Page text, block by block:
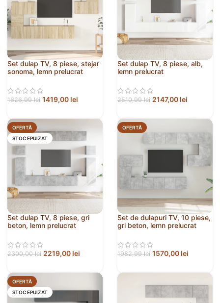
Set dulap TV, 8 piese, stejar
sonoma, lemn prelucrat
1626,99lei 1419,00 lei
Set dulap TV, 8 piese, alb,
lemn prelucrat
2510,99lei 2147,00 lei
OFERTĂ
STOC EPUIZAT
Set dulap TV, 8 piese, gri
beton, lemn prelucrat
2300,00lei 2219,00 lei
OFERTĂ
Set de dulapuri TV, 10 piese,
gri beton, lemn prelucrat
1982,99lei 1570,00 lei
OFERTĂ
STOC EPUIZAT